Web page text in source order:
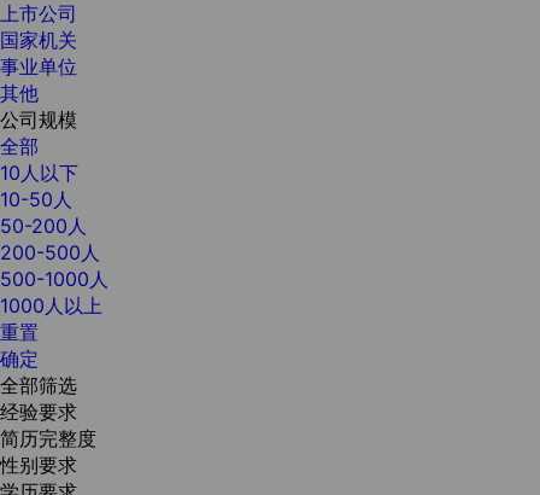
上市公司
国家机关
事业单位
其他
公司规模
全部
10人以下
10-50人
50-200人
200-500人
500-1000人
1000人以上
重置
确定
全部筛选
经验要求
简历完整度
性别要求